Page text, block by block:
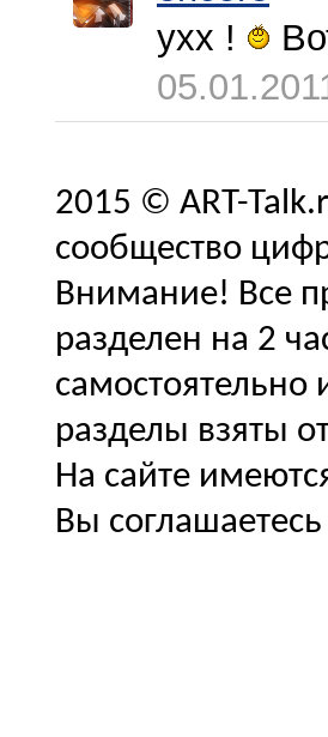
ухх !
2015 © ART-
сообщество
Внимание! Все
разделен на 2
самостоятельно
разделы взяты
На сайте
Вы